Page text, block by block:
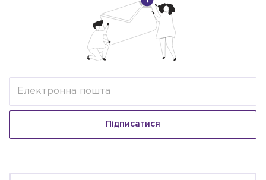
Підписатися